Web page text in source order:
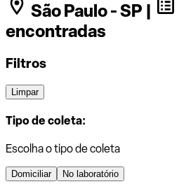
São Paulo - SP |
encontradas
Filtros
Limpar
Tipo de coleta:
Escolha o tipo de coleta
Domiciliar No laboratório